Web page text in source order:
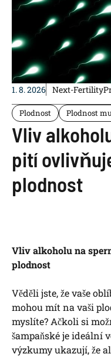
1. 8. 2026 Next-
Plodnost Plodnost
Vliv
pití
plodnost
Vliv alkoholu na
plodnost
Věděli jste, že vaše
mohou mít na vaši
myslíte? Ačkoli si
šampaňské je ideální
výzkumy ukazují, že